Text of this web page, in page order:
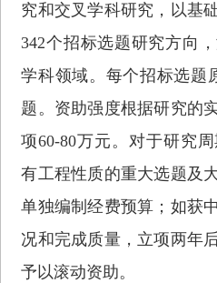
究和交叉学科研究，以基
342个招标选题研究方向
学科领域。每个招标选题
题。资助强度根据研究的
项60-80万元。对于研究
有工程性质的重大选题及
单独编制经费预算；如获
况和完成质量，立项两年
予以滚动资助。